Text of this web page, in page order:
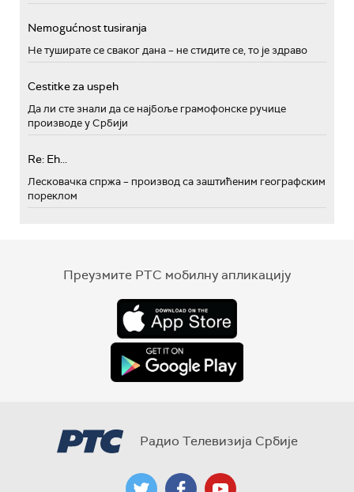
Nemogućnost tusiranja
Не туширате се сваког дана – не стидите се, то је здраво
Cestitke za uspeh
Да ли сте знали да се најбоље грамофонске ручице
производе у Србији
Re: Eh...
Лесковачка спржа – производ са заштићеним географским
пореклом
Преузмите РТС мобилну апликацију
Радио Телевизија Србије